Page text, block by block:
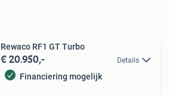
Rewaco RF1 GT Turbo
€ 20.950,- Details
Financiering mogelijk